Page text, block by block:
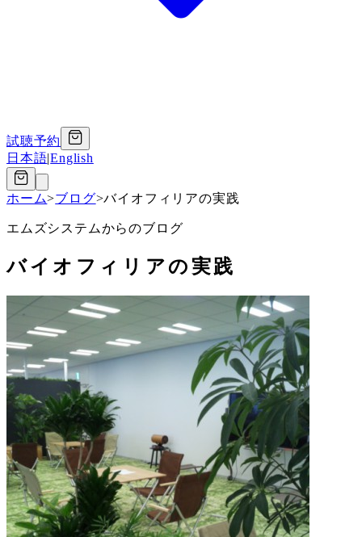
試聴予約
日本語|English
ホーム>ブログ>バイオフィリアの実践
エムズシステムからのブログ
バイオフィリアの実践